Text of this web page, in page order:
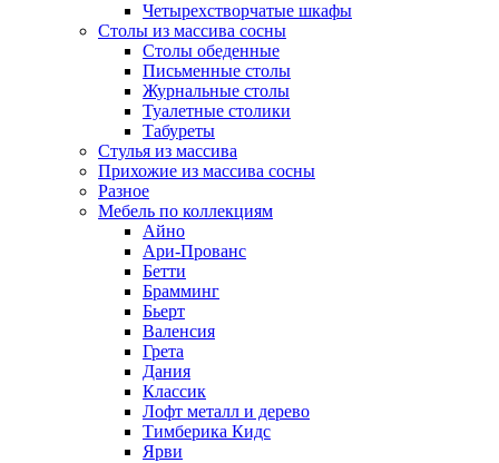
Четырехстворчатые шкафы
Столы из массива сосны
Столы обеденные
Письменные столы
Журнальные столы
Туалетные столики
Табуреты
Стулья из массива
Прихожие из массива сосны
Разное
Мебель по коллекциям
Айно
Ари-Прованс
Бетти
Брамминг
Бьерт
Валенсия
Грета
Дания
Классик
Лофт металл и дерево
Тимберика Кидс
Ярви